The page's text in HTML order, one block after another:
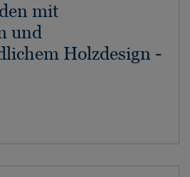
mit
und
Holzdesign -